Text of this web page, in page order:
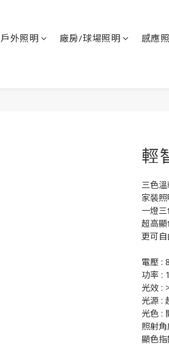
戶外照明 廠房/球場照明 感應
輕
三色
家裝
一燈三
超高顯
更可自
電壓 :
功率 :
光效 :
光源 :
光色 :
照射角
顯色指